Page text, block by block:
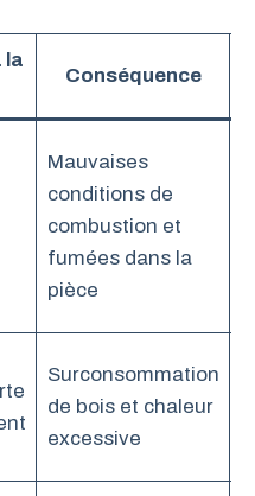
la
Conséquence
Mauvaises
conditions de
combustion et
fumées dans la
pièce
Surconsommation
de bois et chaleur
excessive